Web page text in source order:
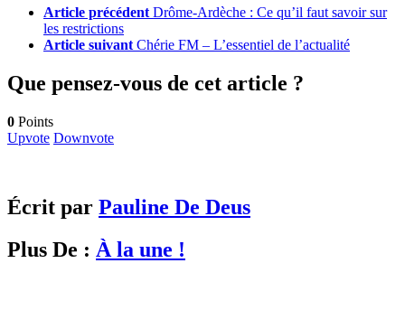
Article précédent Drôme-Ardèche : Ce qu’il faut savoir sur
les restrictions
Article suivant Chérie FM – L’essentiel de l’actualité
Que pensez-vous de cet article ?
0 Points
Upvote Downvote
Écrit par Pauline De Deus
Plus De : À la une !